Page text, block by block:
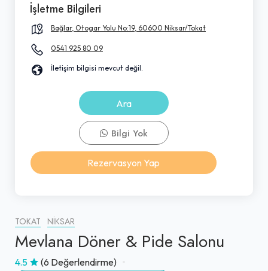
TOKAT NIKSAR
Mevlana Döner & Pide Salonu
4.5 (6 Değerlendirme)
İşletme Bilgileri
Bağlar, Otogar Yolu No:19, 60600 Niksar/Tokat
0541 925 80 09
İletişim bilgisi mevcut değil.
Ara
Bilgi Yok
Rezervasyon Yap